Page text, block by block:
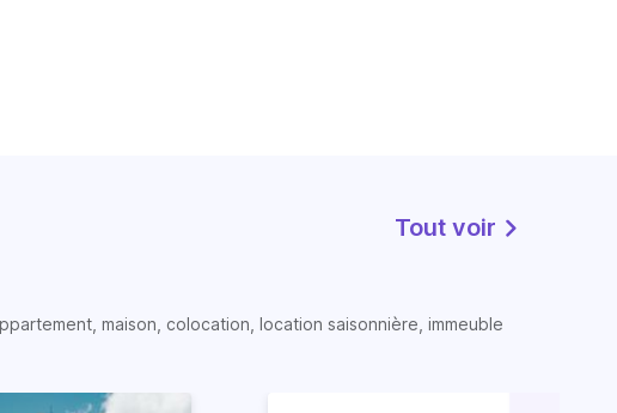
Tout voir
maison, colocation, location saisonnière, immeuble